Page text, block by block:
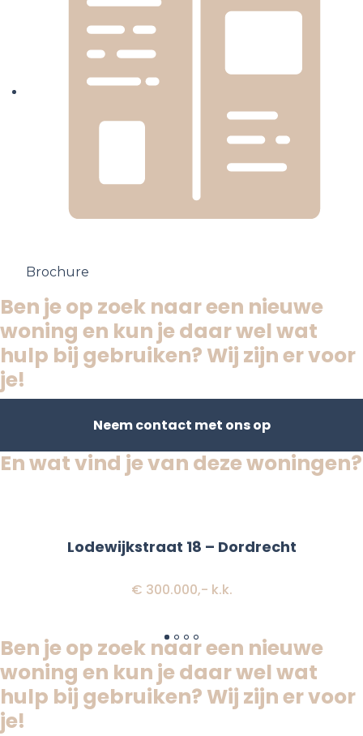
Brochure
Ben je op zoek naar een nieuwe
woning en kun je daar wel wat
hulp bij gebruiken? Wij zijn er voor
je!
Neem contact met ons op
En wat vind je van deze woningen?
Lodewijkstraat 18 – Dordrecht
€ 300.000,- k.k.
Ben je op zoek naar een nieuwe
woning en kun je daar wel wat
hulp bij gebruiken? Wij zijn er voor
je!